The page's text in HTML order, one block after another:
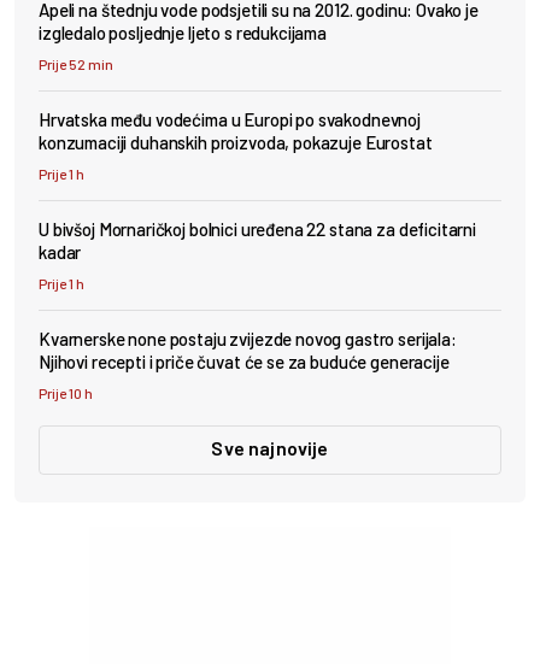
Apeli na štednju vode podsjetili su na 2012. godinu: Ovako je
izgledalo posljednje ljeto s redukcijama
Prije 52 min
Hrvatska među vodećima u Europi po svakodnevnoj
konzumaciji duhanskih proizvoda, pokazuje Eurostat
Prije 1 h
U bivšoj Mornaričkoj bolnici uređena 22 stana za deficitarni
kadar
Prije 1 h
Kvarnerske none postaju zvijezde novog gastro serijala:
Njihovi recepti i priče čuvat će se za buduće generacije
Prije 10 h
Sve najnovije